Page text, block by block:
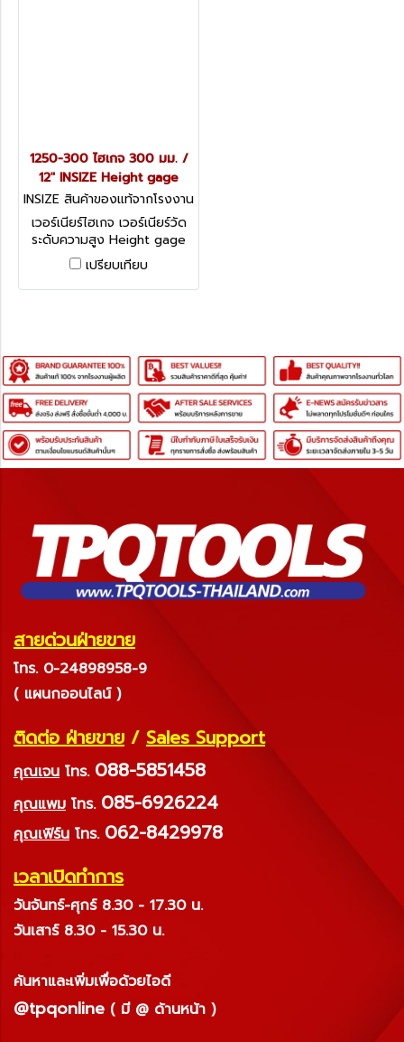
1250-300 ไฮเกจ 300 มม. /
12" INSIZE Height gage
INSIZE สินค้าของแท้จากโรงงาน
ผู้ผลิต 1250-300
เวอร์เนียร์ไฮเกจ เวอร์เนียร์วัด
ระดับความสูง Height gage
1250 series
เปรียบเทียบ
สายด่วนฝ่ายขาย
โทร. 0-24898958-9
( แผนกออนไลน์ )
ติดต่อ ฝ่ายขาย / Sales Support
คุณเจน โทร. 088-5851458
คุณแพม โทร. 085-6926224
คุณเฟิร์น โทร. 062-8429978
เวลาเปิดทำการ
วันจันทร์-ศุกร์ 8.30 - 17.30 น.
วันเสาร์ 8.30 - 15.30 น.
ค้นหาและเพิ่มเพื่อด้วยไอดี
@tpqonline ( มี @ ด้านหน้า )